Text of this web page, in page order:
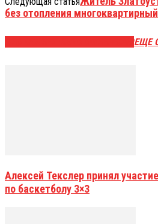
без отопления
ЕЩЕ
Алексей Текслер принял
по баскетболу 3×3